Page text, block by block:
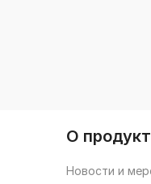
О
Новости и